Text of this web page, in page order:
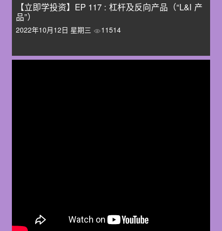
【立即学投资】EP 117 : 杠杆及反向产品（“L&I 产
品”）
2022年10月12日 星期三 11514